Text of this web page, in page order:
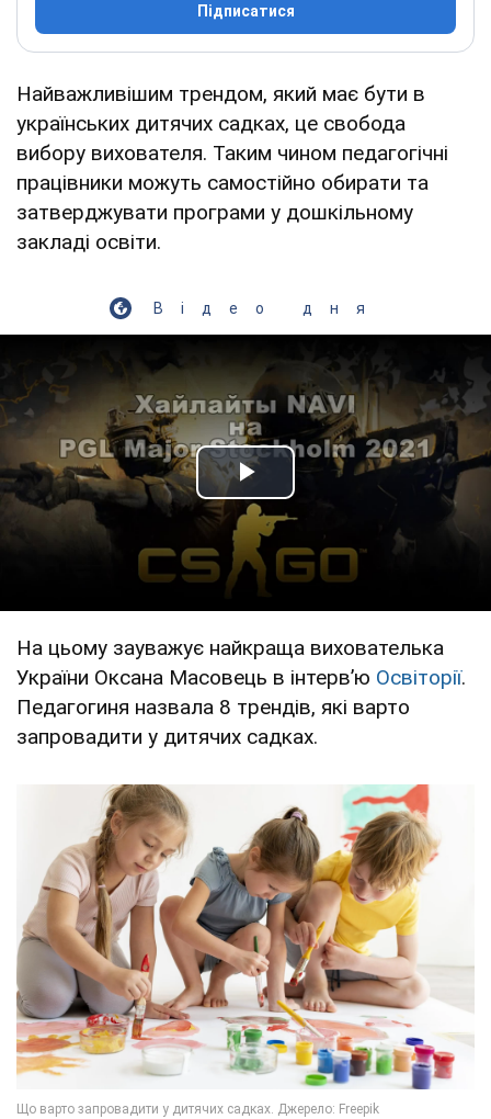
Підписатися
Найважливішим трендом, який має бути в
українських дитячих садках, це свобода
вибору вихователя. Таким чином педагогічні
працівники можуть самостійно обирати та
затверджувати програми у дошкільному
закладі освіти.
Відео дня
Play Video
На цьому зауважує найкраща вихователька
України Оксана Масовець в інтервʼю Освіторії.
Педагогиня назвала 8 трендів, які варто
запровадити у дитячих садках.